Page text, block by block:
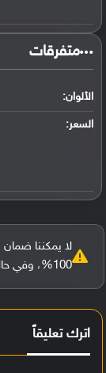
‏متفرقات‏
الألوان:
السعر:
لا يمكننا
100%، وفي حالة وجود خطأ يُرجى
اترك تعليقاً